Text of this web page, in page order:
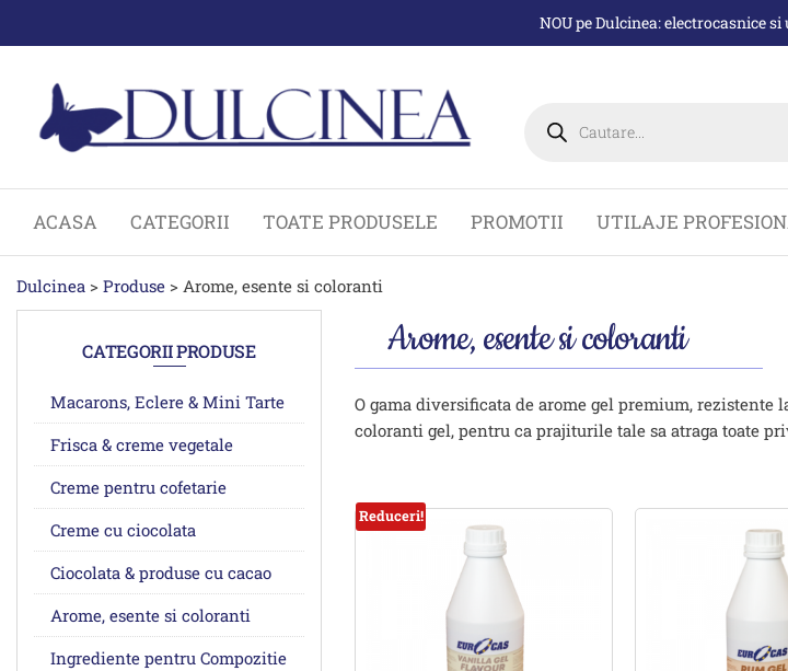
NOU pe Dulcinea: electrocasnice si
search
ACASA CATEGORII TOATE PRODUSELE PROMOTII UTILAJE
Dulcinea > Produse > Arome, esente si coloranti
CATEGORII PRODUSE
Macarons, Eclere & Mini Tarte
Frisca & creme vegetale
Creme pentru cofetarie
Creme cu ciocolata
Ciocolata & produse cu cacao
Arome, esente si coloranti
Ingrediente pentru Compozitie
Arome, esente si coloranti
O gama diversificata de arome gel premium, rezistente
coloranti gel, pentru ca prajiturile tale sa atraga toate
Reduceri!